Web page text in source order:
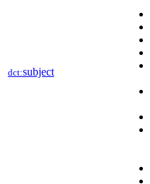
dct:subject